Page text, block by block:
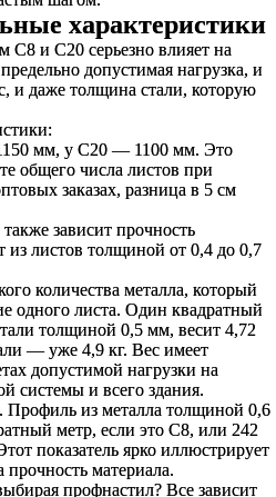
характеристики
С8 и С20 серьезно влияет на
допустимая нагрузка, и
и даже толщина стали, которую
мм, у С20 — 1100 мм. Это
общего числа листов при
заказах, разница в 5 см
зависит прочность
из листов толщиной от 0,4 до 0,7
количества металла, который
одного листа. Один квадратный
толщиной 0,5 мм, весит 4,72
— уже 4,9 кг. Вес имеет
допустимой нагрузки на
системы и всего здания.
Профиль из металла толщиной 0,6
метр, если это С8, или 242
показатель ярко иллюстрирует
материала.
профнастил? Все зависит